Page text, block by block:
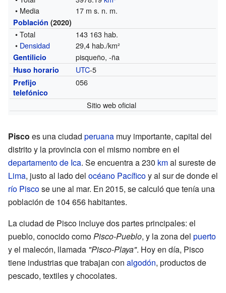
• Media
17 m s. n. m.
Población (2020)
• Total
143 163 hab.
• Densidad 29,4 hab./km²
Gentilicio pisqueño, -ña
Huso horario UTC-5
Prefijo
telefónico
056
Sitio web oficial
Pisco es una ciudad peruana muy importante, capital del
distrito y la provincia con el mismo nombre en el
departamento de Ica. Se encuentra a 230 kmal sureste de
Lima, justo al lado del océano Pacíficoy al sur de donde el
río Piscose une al mar. En 2015, se calculó que tenía una
población de 104 656 habitantes.
La ciudad de Pisco incluye dos partes principales: el
pueblo, conocido comoPisco-Pueblo, y la zona del puerto
y el malecón, llamada "Pisco-Playa". Hoy en día, Pisco
tiene industrias que trabajan con algodón, productos de
pescado, textiles y chocolates.